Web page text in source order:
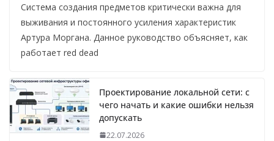
Система создания предметов критически важна для
выживания и постоянного усиления характеристик
Артура Моргана. Данное руководство объясняет, как
работает red dead
Проектирование локальной сети: с
чего начать и какие ошибки нельзя
допускать
22.07.2026